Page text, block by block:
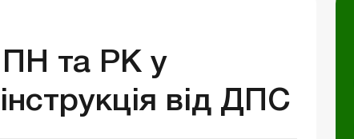
ПН та РК у
від ДПС